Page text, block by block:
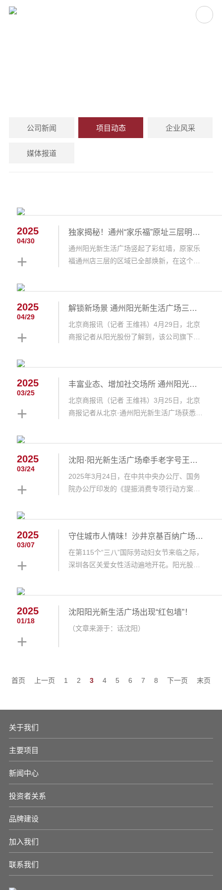
公司新闻 项目动态 企业风采
媒体报道
2025
04/30
独家揭秘！通州“家乐福”原址三层明起开放：上新电玩城、儿童乐园、亲子培训……
通州阳光新生活广场竖起了彩虹墙，原家乐
福通州店三层的区域已全部焕新，在这个五
获悉，商场三层正式焕新归来，引进影院、
KTV、电玩城、儿童乐园、亲子培训、健身
悦己、地域特色美食等...
+
2025
04/29
解锁新场景 通州阳光新生活广场三层焕新亮相
北京商报讯（记者 王维祎）4月29日，北京
商报记者从阳光股份了解到，该公司旗下北
特色餐饮等多元业态。据悉，“五一”期间，
北京·通州阳光新生活广场将举办“阳光开新
嘉年华”，推出多重活动...
+
2025
03/25
丰富业态、增加社交场所 通州阳光新生活广场品牌焕新
北京商报讯（记者 王维祎）3月25日，北京
商报记者从北京·通州阳光新生活广场获悉，
也即将焕新亮相，包括中影T9影城、宝贝王
家庭娱乐中心、麦颂KTV，以及舒家大院老
火锅北京首店、沈师傅...
+
2025
03/24
沈阳·阳光新生活广场牵手老字号王厚元饺子 激活社区商业新动能
2025年3月24日，在中共中央办公厅、国务
院办公厅印发的《提振消费专项行动方案》
解，该品牌门店的经营面积达1880㎡，落位
于购物中心一二层，预计今年8月开业。“老
字号”加持下的提振...
+
2025
03/07
守住城市人情味！沙井京基百纳广场打造“深圳绝美繁花电梯”
在第115个“三八”国际劳动妇女节来临之际，
深圳各区关爱女性活动遍地开花。阳光股份
术化场景与暖心服务礼赞女性价值，重构节
日仪式感与空间人文价值。▲深圳绝美繁花
+
2025
01/18
沈阳阳光新生活广场出现“红包墙”！
（文章来源于：话沈阳）
+
首页 上一页 1 2 3 4 5 6 7 8 下一页 末页
关于我们
主要项目
新闻中心
投资者关系
品牌建设
加入我们
联系我们